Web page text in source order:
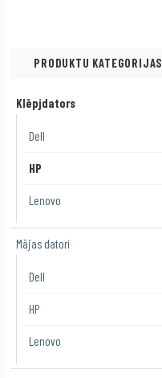
PRODUKTU KATEGORIJAS
Klēpjdators
Dell
HP
Lenovo
Mājas datori
Dell
HP
Lenovo